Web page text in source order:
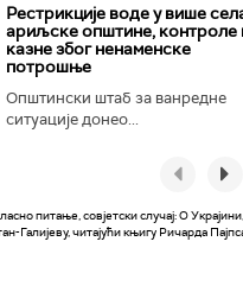
Рестрикције воде у више
ариљске општине, контроле
казне због ненаменске
потрошње
Општински штаб за ванредне
ситуације донео...